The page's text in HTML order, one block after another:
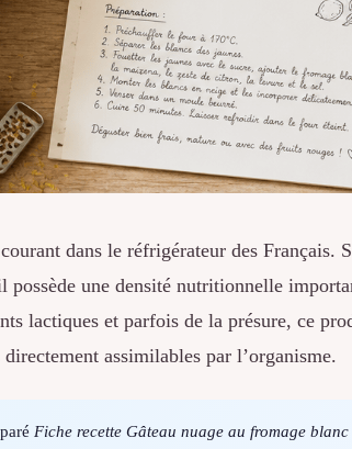
dans le réfrigérateur des Français.
une densité nutritionnelle
lactiques et parfois de la présure, ce
assimilables par l’organisme.
Fiche recette Gâteau nuage au fromage blanc